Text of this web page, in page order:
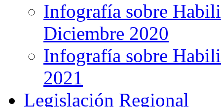
Infografía sobre
Diciembre 2020
Infografía sobre
2021
Legislación Regional